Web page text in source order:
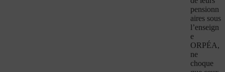
pensionn
aires sous
l’enseign
e
ORPÉA,
ne
choque